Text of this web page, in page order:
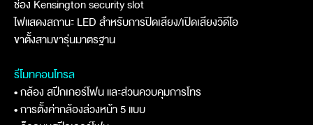
ช่อง Kensington security slot
ไฟแสดงสถานะ LED สำหรับการปิดเสียง/เปิดเสียงวิดีโอ
ขาตั้งสามขารุ่นมาตรฐาน
รีโมทคอนโทรล
• กล้อง สปีกเกอร์โฟน และส่วนควบคุมการโทร
• การตั้งค่ากล้องล่วงหน้า 5 แบบ